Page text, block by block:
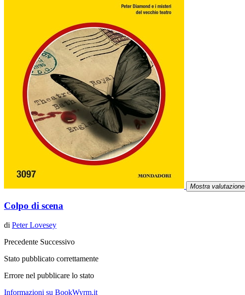
Mostra valutazione
Colpo di scena
di Peter Lovesey
Precedente Successivo
Stato pubblicato correttamente
Errore nel pubblicare lo stato
Informazioni su BookWyrm.it